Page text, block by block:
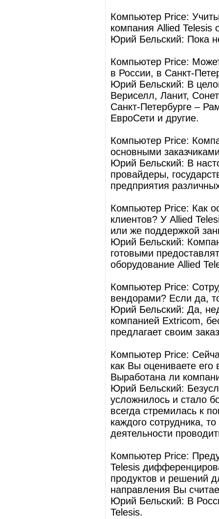
Компьютер Price:
компания Allied Telesis
Юрий Бельский: Пока
Компьютер Price:
в России, в Санкт-
Юрий Бельский: В
Вериселл, Ланит,
Санкт-Петербурге –
ЕвроСети и другие.
Компьютер Price:
основными
Юрий Бельский: В
провайдеры,
предприятия
Компьютер Price: Как
клиентов? У Allied
или же поддержкой
Юрий Бельский:
готовыми
оборудование Allied
Компьютер Price:
вендорами? Если да,
Юрий Бельский: Да,
компанией Extricom,
предлагает своим
Компьютер Price:
как Вы оцениваете
Выработана ли
Юрий Бельский:
усложнилось и стало
всегда стремилась к
каждого сотрудника,
деятельности
Компьютер Price:
Telesis
продуктов и решений
направления Вы
Юрий Бельский: В
Telesis.